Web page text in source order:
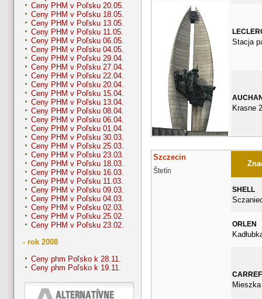
Ceny PHM v Poľsku 20.05.
Ceny PHM v Poľsku 18.05.
Ceny PHM v Poľsku 13.05.
Ceny PHM v Poľsku 11.05.
Ceny PHM v Poľsku 06.05.
Ceny PHM v Poľsku 04.05.
Ceny PHM v Poľsku 29.04.
Ceny PHM v Poľsku 27.04.
Ceny PHM v Poľsku 22.04.
Ceny PHM v Poľsku 20.04.
Ceny PHM v Poľsku 15.04.
Ceny PHM v Poľsku 13.04.
Ceny PHM v Poľsku 08.04.
Ceny PHM v Poľsku 06.04.
Ceny PHM v Poľsku 01.04.
Ceny PHM v Poľsku 30.03.
Ceny PHM v Poľsku 25.03.
Ceny PHM v Poľsku 23.03.
Ceny PHM v Poľsku 18.03.
Ceny PHM v Poľsku 16.03.
Ceny PHM v Poľsku 11.03.
Ceny PHM v Poľsku 09.03.
Ceny PHM v Poľsku 04.03.
Ceny PHM v Poľsku 02.03.
Ceny PHM v Poľsku 25.02.
Ceny PHM v Poľsku 23.02.
- rok 2008
Ceny phm Poľsko k 28.11.
Ceny phm Poľsko k 19.11.
Stacja
Krasne
Szczecin
Štetín
SHELL
ORLEN